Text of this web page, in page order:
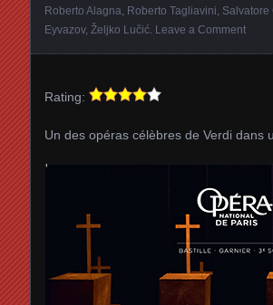
Roberto Alagna Roberto Tagliavini Salvatore
Eyvazov, Željko Lučić Leave a Comment
Rating:
Un des opéras célèbres de Verdi dans